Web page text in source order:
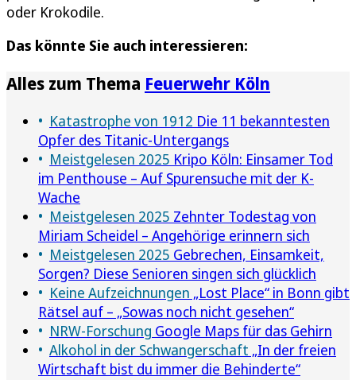
oder Krokodile.
Das könnte Sie auch interessieren:
Alles zum Thema Feuerwehr Köln
Katastrophe von 1912 Die 11 bekanntesten
Opfer des Titanic-Untergangs
Meistgelesen 2025 Kripo Köln: Einsamer Tod
im Penthouse – Auf Spurensuche mit der K-
Wache
Meistgelesen 2025 Zehnter Todestag von
Miriam Scheidel – Angehörige erinnern sich
Meistgelesen 2025 Gebrechen, Einsamkeit,
Sorgen? Diese Senioren singen sich glücklich
Keine Aufzeichnungen „Lost Place“ in Bonn gibt
Rätsel auf – „Sowas noch nicht gesehen“
NRW-Forschung Google Maps für das Gehirn
Alkohol in der Schwangerschaft „In der freien
Wirtschaft bist du immer die Behinderte“